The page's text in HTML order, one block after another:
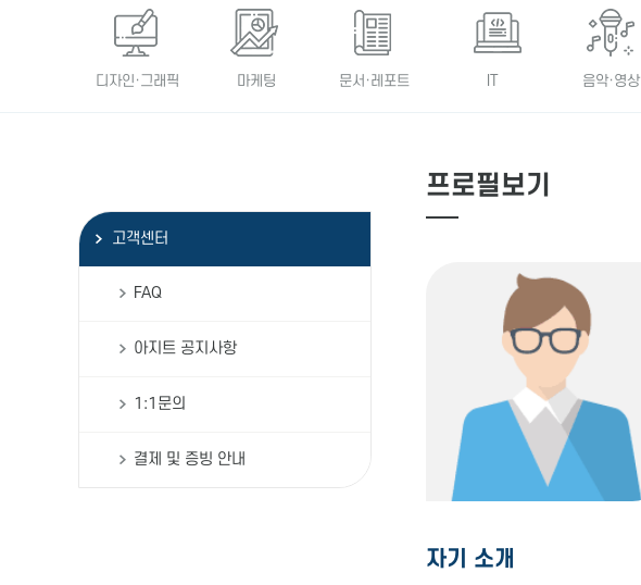
디자인·그래픽 마케팅 문서·레포트 음악·영상
고객센터
FAQ
아지트 공지사항
1:1문의
결제 및 증빙 안내
프로필보기
자기 소개